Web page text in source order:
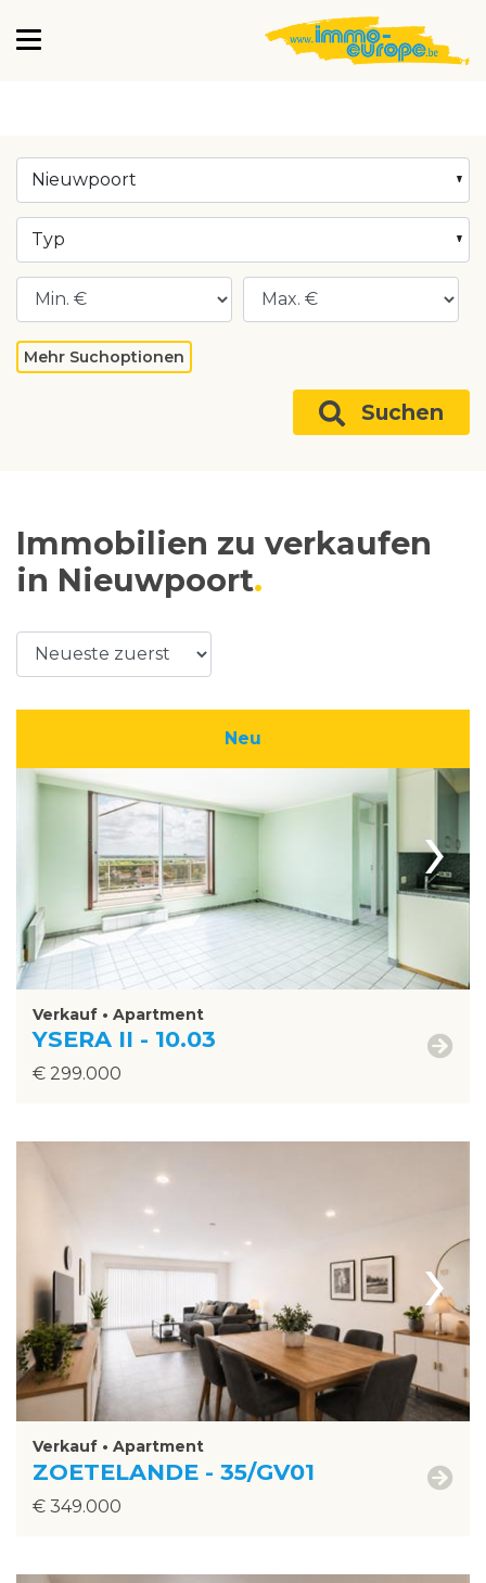
Nieuwpoort
Typ
Mehr Suchoptionen
Suchen
Immobilien zu verkaufen
in Nieuwpoort
Neu
›
Verkauf • Apartment
YSERA II - 10.03
€ 299.000
›
Verkauf • Apartment
ZOETELANDE - 35/GV01
€ 349.000